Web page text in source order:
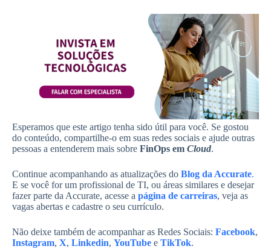
Esperamos que este artigo tenha sido útil para você. Se gostou
do conteúdo, compartilhe-o em suas redes sociais e ajude outras
pessoas a entenderem mais sobre FinOps em Cloud.
Continue acompanhando as atualizações do Blog da Accurate.
E se você for um profissional de TI, ou áreas similares e desejar
fazer parte da Accurate, acesse a página de carreiras, veja as
vagas abertas e cadastre o seu currículo.
Não deixe também de acompanhar as Redes Sociais: Facebook,
Instagram, X, Linkedin, YouTube e TikTok.